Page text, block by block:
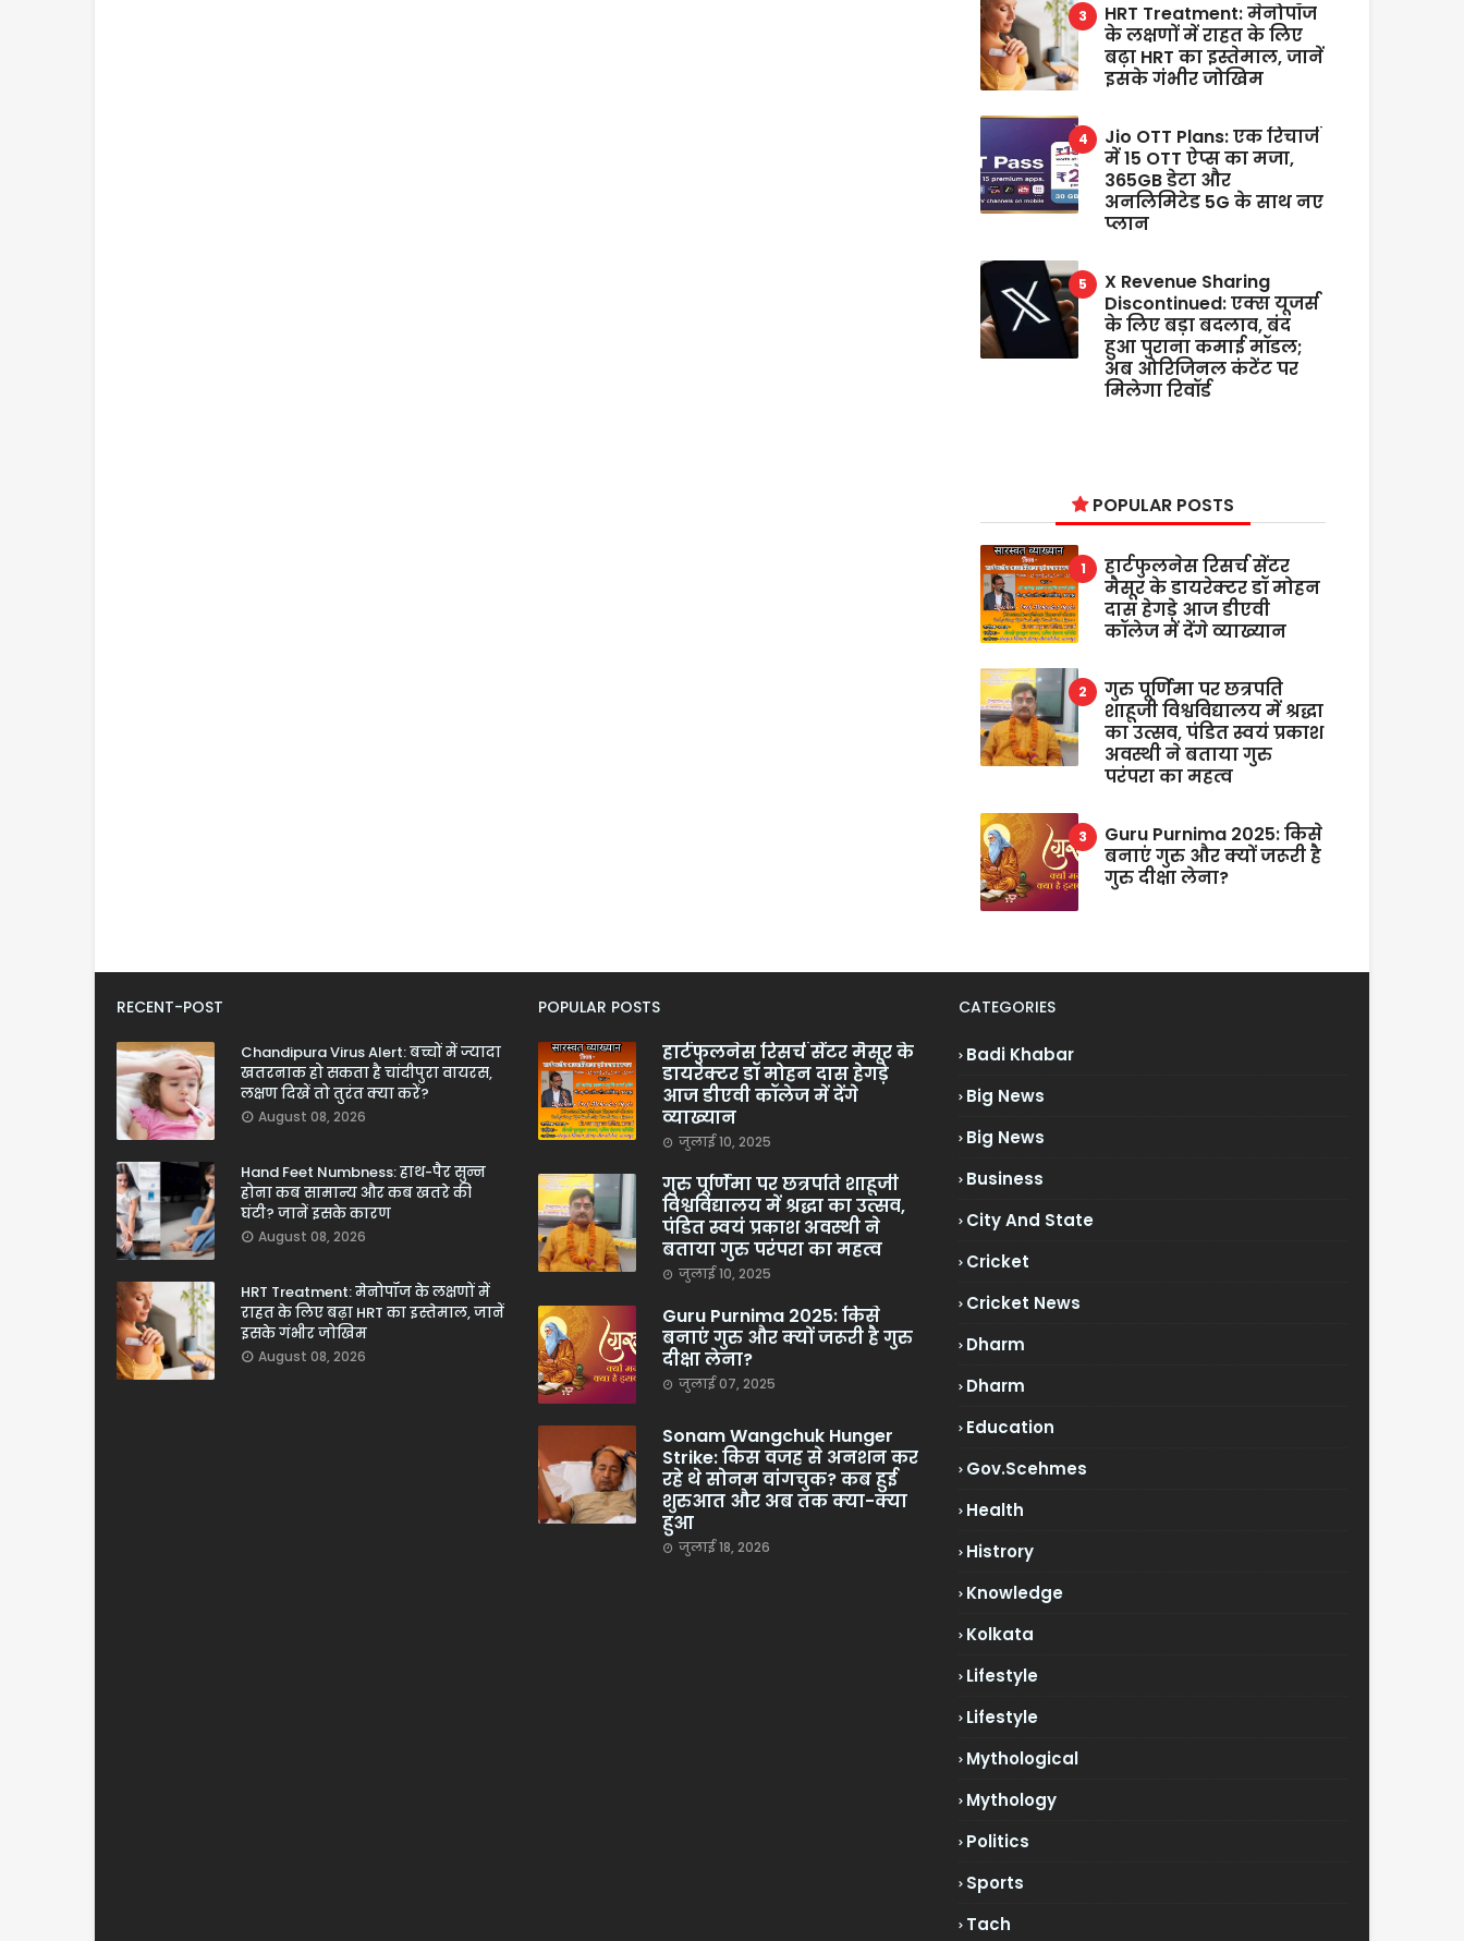
HRT Treatment: मेनोपॉज
के लक्षणों में राहत के लिए
बढ़ा HRT का इस्तेमाल, जानें
इसके गंभीर जोखिम
Jio OTT Plans: एक रिचार्ज
में 15 OTT ऐप्स का मजा,
365GB डेटा और
अनलिमिटेड 5G के साथ नए
प्लान
X Revenue Sharing
Discontinued: एक्स यूजर्स
के लिए बड़ा बदलाव, बंद
हुआ पुराना कमाई मॉडल;
अब ओरिजिनल कंटेंट पर
मिलेगा रिवॉर्ड
POPULAR POSTS
हार्टफुलनेस रिसर्च सेंटर
मैसूर के डायरेक्टर डॉ मोहन
दास हेगड़े आज डीएवी
कॉलेज में देंगे व्याख्यान
गुरु पूर्णिमा पर छत्रपति
शाहूजी विश्वविद्यालय में श्रद्धा
का उत्सव, पंडित स्वयं प्रकाश
अवस्थी ने बताया गुरु
परंपरा का महत्व
Guru Purnima 2025: किसे
बनाएं गुरु और क्यों जरूरी है
गुरु दीक्षा लेना?
RECENT-POST
Chandipura Virus Alert: बच्चों में ज्यादा
खतरनाक हो सकता है चांदीपुरा वायरस,
लक्षण दिखें तो तुरंत क्या करें?
August 08, 2026
Hand Feet Numbness: हाथ-पैर सुन्न
होना कब सामान्य और कब खतरे की
घंटी? जानें इसके कारण
August 08, 2026
HRT Treatment: मेनोपॉज के लक्षणों में
राहत के लिए बढ़ा HRT का इस्तेमाल, जानें
इसके गंभीर जोखिम
August 08, 2026
POPULAR POSTS
हार्टफुलनेस रिसर्च सेंटर मैसूर के
डायरेक्टर डॉ मोहन दास हेगड़े
आज डीएवी कॉलेज में देंगे
व्याख्यान
जुलाई 10, 2025
गुरु पूर्णिमा पर छत्रपति शाहूजी
विश्वविद्यालय में श्रद्धा का उत्सव,
पंडित स्वयं प्रकाश अवस्थी ने
बताया गुरु परंपरा का महत्व
जुलाई 10, 2025
Guru Purnima 2025: किसे
बनाएं गुरु और क्यों जरूरी है गुरु
दीक्षा लेना?
जुलाई 07, 2025
Sonam Wangchuk Hunger
Strike: किस वजह से अनशन कर
रहे थे सोनम वांगचुक? कब हुई
शुरुआत और अब तक क्या-क्या
हुआ
जुलाई 18, 2026
CATEGORIES
Badi Khabar
Big News
Big News
Business
City And State
Cricket
Cricket News
Dharm
Dharm
Education
Gov.scehmes
Health
Histrory
Knowledge
Kolkata
Lifestyle
Lifestyle
Mythological
Mythology
Politics
Sports
Tach